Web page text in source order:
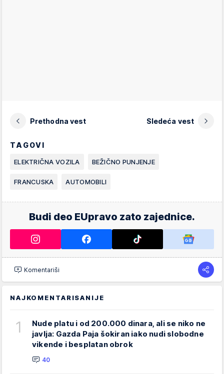
Prethodna vest Sledeća vest
TAGOVI
ELEKTRIČNA VOZILA BEŽIČNO PUNJENJE
FRANCUSKA AUTOMOBILI
Budi deo EUpravo zato zajednice.
Komentariši
NAJKOMENTARISANIJE
1
Nude platu i od 200.000 dinara, ali se niko ne
javlja: Gazda Paja šokiran iako nudi slobodne
vikende i besplatan obrok
40